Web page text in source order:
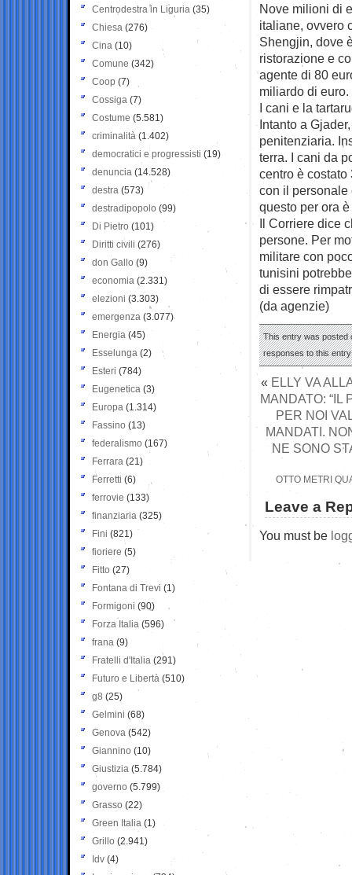
Nove milioni di
italiane, ovvero
Shengjin, dove
ristorazione e
agente di 80
miliardo di euro.
I cani e la
Intanto a
penitenziaria.
terra. I cani da
centro è
con il personale
questo per ora
Il Corriere dice
persone. Per
militare con
tunisini
di essere
(da agenzie)
This entry was posted
responses to this
« ELLY VA
MANDATO: “IL
PER NOI
MANDATI.
NE SONO
OTTO METRI
Leave a
You must be
Centrodestra in Liguria (35)
Chiesa (276)
Cina (10)
Comune (342)
Coop (7)
Cossiga (7)
Costume (5.581)
criminalità (1.402)
democratici e progressisti (19)
denuncia (14.528)
destra (573)
destradipopolo (99)
Di Pietro (101)
Diritti civili (276)
don Gallo (9)
economia (2.331)
elezioni (3.303)
emergenza (3.077)
Energia (45)
Esselunga (2)
Esteri (784)
Eugenetica (3)
Europa (1.314)
Fassino (13)
federalismo (167)
Ferrara (21)
Ferretti (6)
ferrovie (133)
finanziaria (325)
Fini (821)
fioriere (5)
Fitto (27)
Fontana di Trevi (1)
Formigoni (90)
Forza Italia (596)
frana (9)
Fratelli d'Italia (291)
Futuro e Libertà (510)
g8 (25)
Gelmini (68)
Genova (542)
Giannino (10)
Giustizia (5.784)
governo (5.799)
Grasso (22)
Green Italia (1)
Grillo (2.941)
Idv (4)